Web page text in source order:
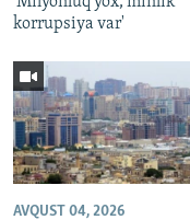
korrupsiya var'
AVQUST 04, 2026